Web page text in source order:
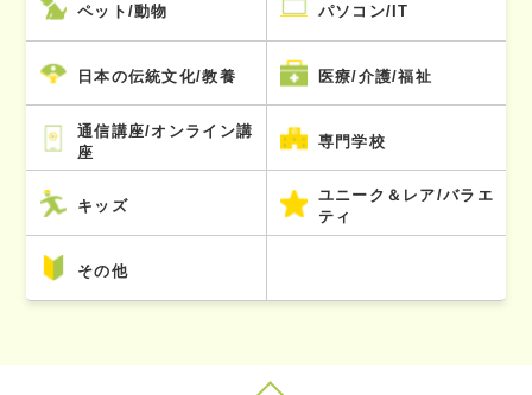
ペット/動物 パソコン/IT
日本の伝統文化/教養 医療/介護/福祉
通信講座/オンライン講
座
専門学校
キッズ
ユニーク＆レア/バラエ
ティ
その他